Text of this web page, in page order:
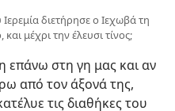
διετήρησε ο Ιεχωβά τη
μέχρι την έλευσι τίνος;
επάνω στη γη μας και αν
από τον άξονά της,
τις διαθήκες του